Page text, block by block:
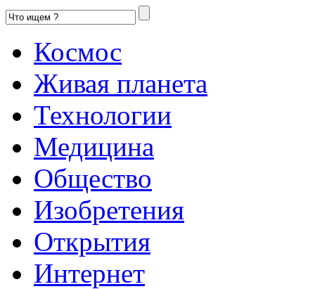
Космос
Живая планета
Технологии
Медицина
Общество
Изобретения
Открытия
Интернет